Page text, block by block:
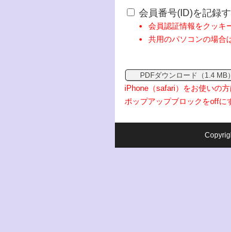
会員番号(ID)を記録
会員認証情報をクッキ
共用のパソコンの場合
PDFダウンロード（1.4 MB）
iPhone（safari）をお使いの
ポップアップブロックをoffに